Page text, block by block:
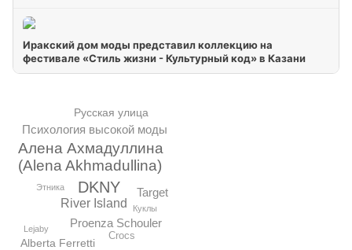
Иракский дом моды представил коллекцию на
фестивале «Стиль жизни - Культурный код» в Казани
DKNY
Алена Ахмадуллина
(Alena Akhmadullina)
River Island
Proenza Schouler
Психология высокой моды
Target
Alberta Ferretti
Русская улица
Crocs
Этника
Куклы
Lejaby